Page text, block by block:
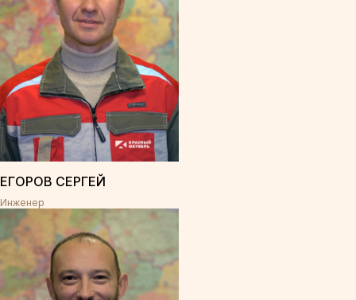
ЕГОРОВ СЕРГЕЙ
Инженер